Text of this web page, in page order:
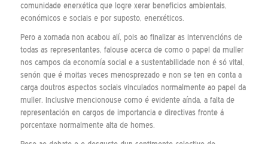
comunidade enerxética que logre xerar beneficios ambientais,
económicos e sociais e por suposto, enerxéticos.
Pero a xornada non acabou alí, pois ao finalizar as intervencións de
todas as representantes, falouse acerca de como o papel da muller
nos campos da economía social e a sustentabilidade non é só vital,
senón que é moitas veces menosprezado e non se ten en conta a
carga doutros aspectos sociais vinculados normalmente ao papel da
muller. Inclusive mencionouse como é evidente aínda, a falta de
representación en cargos de importancia e directivas fronte á
porcentaxe normalmente alta de homes.